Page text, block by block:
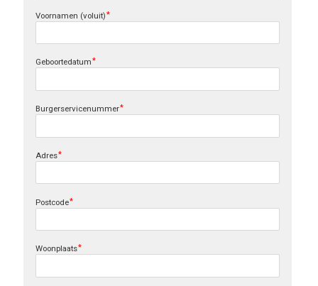
Voornamen (voluit)
Geboortedatum
Burgerservicenummer
Adres
Postcode
Woonplaats